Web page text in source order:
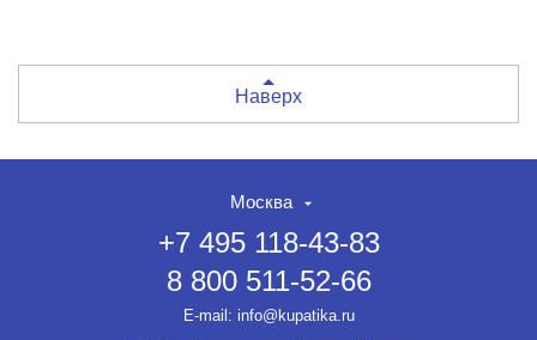
Наверх
Москва
+7 495 118-43-83
8 800 511-52-66
E-mail: info@kupatika.ru